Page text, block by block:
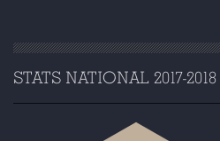
STATS NATIONAL 2017-2018